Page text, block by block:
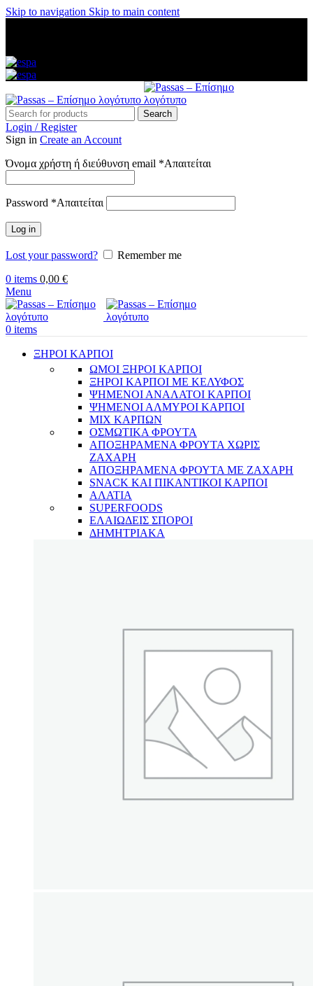
Skip to navigation Skip to main content
Search
Login / Register
Sign in Create an Account
Όνομα χρήστη ή διεύθυνση email *Απαιτείται
Password *Απαιτείται
Log in
Lost your password?
Remember me
0 items 0,00 €
Menu
0 items
ΞΗΡΟΙ ΚΑΡΠΟΙ
ΩΜΟΙ ΞΗΡΟΙ ΚΑΡΠΟΙ
ΞΗΡΟΙ ΚΑΡΠΟΙ ΜΕ ΚΕΛΥΦΟΣ
ΨΗΜΕΝΟΙ ΑΝΑΛΑΤΟΙ ΚΑΡΠΟΙ
ΨΗΜΕΝΟΙ ΑΛΜΥΡΟΙ ΚΑΡΠΟΙ
MIX ΚΑΡΠΩΝ
ΟΣΜΩΤΙΚΑ ΦΡΟΥΤΑ
ΑΠΟΞΗΡΑΜΕΝΑ ΦΡΟΥΤΑ ΧΩΡΙΣ
ΖΑΧΑΡΗ
ΑΠΟΞΗΡΑΜΕΝΑ ΦΡΟΥΤΑ ΜΕ ΖΑΧΑΡΗ
SNACK ΚΑΙ ΠΙΚΑΝΤΙΚΟΙ ΚΑΡΠΟΙ
ΑΛΑΤΙΑ
SUPERFOODS
ΕΛΑΙΩΔΕΙΣ ΣΠΟΡΟΙ
ΔΗΜΗΤΡΙΑΚΑ